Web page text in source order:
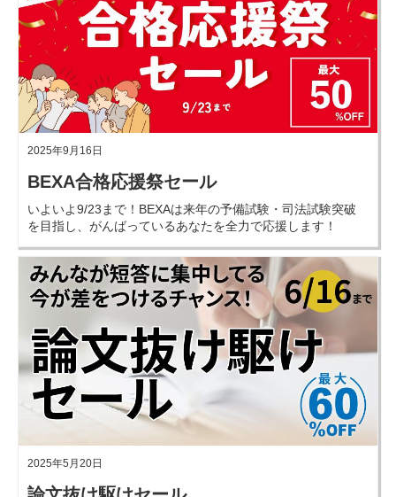
2025年9月16日
BEXA合格応援祭セール
いよいよ9/23まで！BEXAは来年の予備試験・司法試験突破
を目指し、がんばっているあなたを全力で応援します！
2025年5月20日